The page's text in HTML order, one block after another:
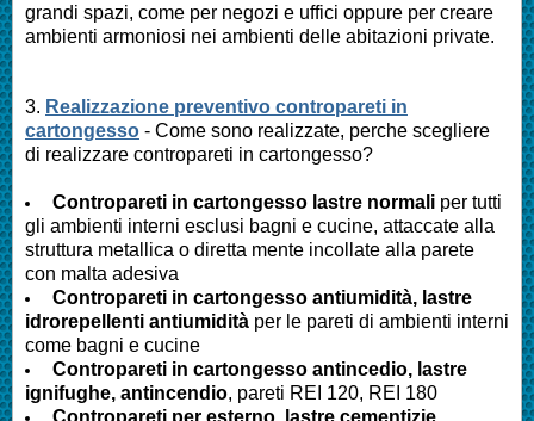
grandi spazi, come per negozi e uffici oppure per creare
ambienti armoniosi nei ambienti delle abitazioni private.
3. Realizzazione preventivo contropareti in
cartongesso - Come sono realizzate, perche scegliere
di realizzare contropareti in cartongesso?
Contropareti in cartongesso lastre normali per tutti
gli ambienti interni esclusi bagni e cucine, attaccate alla
struttura metallica o diretta mente incollate alla parete
con malta adesiva
Contropareti in cartongesso antiumidità, lastre
idrorepellenti antiumidità per le pareti di ambienti interni
come bagni e cucine
Contropareti in cartongesso antincedio, lastre
ignifughe, antincendio, pareti REI 120, REI 180
Contropareti per esterno, lastre cementizie